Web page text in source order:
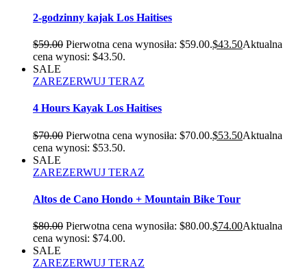
2-godzinny kajak Los Haitises
$59.00 Pierwotna cena wynosiła: $59.00.$43.50Aktualna
cena wynosi: $43.50.
SALE
ZAREZERWUJ TERAZ
4 Hours Kayak Los Haitises
$70.00 Pierwotna cena wynosiła: $70.00.$53.50Aktualna
cena wynosi: $53.50.
SALE
ZAREZERWUJ TERAZ
Altos de Cano Hondo + Mountain Bike Tour
$80.00 Pierwotna cena wynosiła: $80.00.$74.00Aktualna
cena wynosi: $74.00.
SALE
ZAREZERWUJ TERAZ